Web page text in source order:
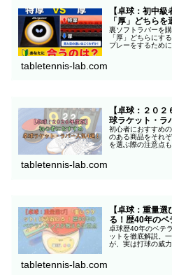
【卓球：初中
「厚」どちらを
裏ソフトラバーを
「厚」どちらにす
プレーをするため
tabletennis-lab.com
【卓球：２０
球ラケット・ラ
初心者におすすめ
のある商品をそれ
を選ぶ際の注意点
tabletennis-lab.com
【卓球：重量
る！歴40年の
卓球歴40年のベテ
ットを徹底解説。
が、実は打球の威
踏まえ、後悔しな
tabletennis-lab.com